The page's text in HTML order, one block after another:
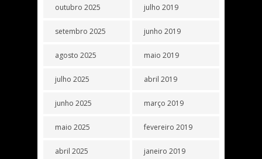
outubro 2025
setembro 2025
agosto 2025
julho 2025
junho 2025
maio 2025
abril 2025
julho 2019
junho 2019
maio 2019
abril 2019
março 2019
fevereiro 2019
janeiro 2019